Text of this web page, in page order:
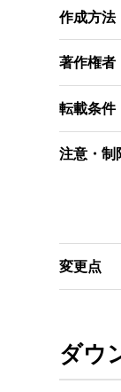
作成方法
著作権者
転載条件
注意・制
変更点
ダウ